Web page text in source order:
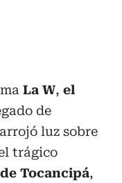
La W, el
de
luz sobre
trágico
Tocancipá,